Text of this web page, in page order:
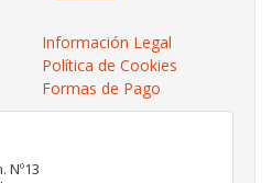
Información Legal
Política de Cookies
Formas de Pago
Nº13